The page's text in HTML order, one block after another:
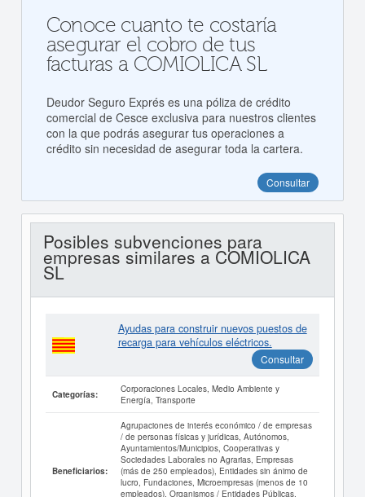
Conoce cuanto te costaría
asegurar el cobro de tus
facturas a COMIOLICA SL
Deudor Seguro Exprés es una póliza de crédito
comercial de Cesce exclusiva para nuestros clientes
con la que podrás asegurar tus operaciones a
crédito sin necesidad de asegurar toda la cartera.
Consultar
Posibles subvenciones para
empresas similares a COMIOLICA
SL
Ayudas para construir nuevos puestos de
recarga para vehículos eléctricos.
Consultar
Categorías:
Corporaciones Locales, Medio Ambiente y
Energía, Transporte
Beneficiarios:
Agrupaciones de interés económico / de empresas
/ de personas físicas y jurídicas, Autónomos,
Ayuntamientos/Municipios, Cooperativas y
Sociedades Laborales no Agrarias, Empresas
(más de 250 empleados), Entidades sin ánimo de
lucro, Fundaciones, Microempresas (menos de 10
empleados), Organismos / Entidades Públicas,